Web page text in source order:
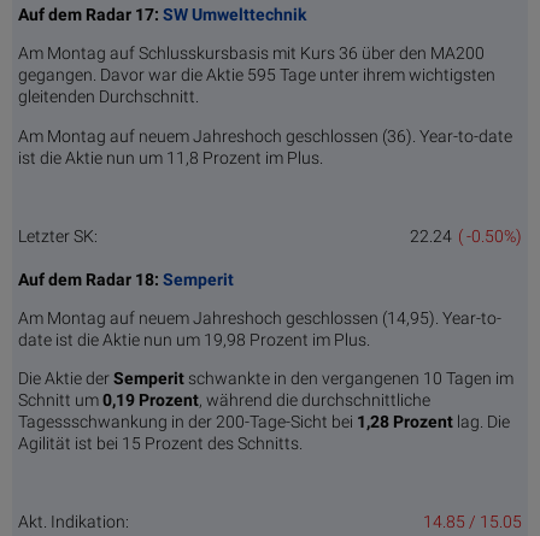
Auf dem Radar 17: SW Umwelttechnik
Am Montag auf Schlusskursbasis mit Kurs 36 über den MA200
gegangen. Davor war die Aktie 595 Tage unter ihrem wichtigsten
gleitenden Durchschnitt.
Am Montag auf neuem Jahreshoch geschlossen (36). Year-to-date
ist die Aktie nun um 11,8 Prozent im Plus.
Letzter SK: ( -0.50%)
22.24
Auf dem Radar 18: Semperit
Am Montag auf neuem Jahreshoch geschlossen (14,95). Year-to-
date ist die Aktie nun um 19,98 Prozent im Plus.
Die Aktie derSemperit schwankte in den vergangenen 10 Tagen im
Schnitt um0,19 Pro­zent, während die durchschnittliche
Tagessschwankung in der 200-Tage-Sicht bei 1,28 Prozent lag. Die
Agilität ist bei 15 Prozent des Schnitts.
Akt. Indikation:
14.85 / 15.05